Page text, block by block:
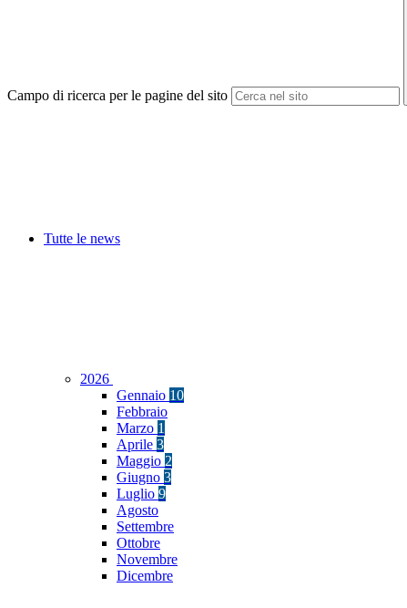
Campo di ricerca per le pagine del sito
Tutte le news
2026
Gennaio 10
Febbraio
Marzo 1
Aprile 3
Maggio 2
Giugno 3
Luglio 9
Agosto
Settembre
Ottobre
Novembre
Dicembre